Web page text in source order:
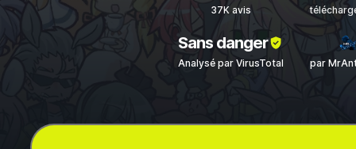
37K avis
Sans danger
Analysé par VirusTotal par